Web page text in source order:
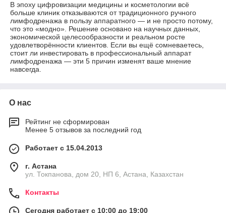
В эпоху цифровизации медицины и косметологии всё
больше клиник отказываются от традиционного ручного
лимфодренажа в пользу аппаратного — и не просто потому,
что это «модно». Решение основано на научных данных,
экономической целесообразности и реальном росте
удовлетворённости клиентов. Если вы ещё сомневаетесь,
стоит ли инвестировать в профессиональный аппарат
лимфодренажа — эти 5 причин изменят ваше мнение
навсегда.
О нас
Рейтинг не сформирован
Менее 5 отзывов за последний год
Работает с 15.04.2013
г. Астана
ул. Токпанова, дом 20, НП 6, Астана, Казахстан
Контакты
Сегодня работает с 10:00 до 19:00